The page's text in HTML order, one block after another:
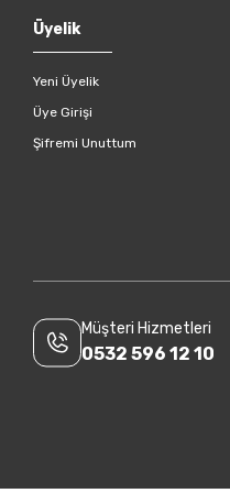
Üyelik
Yeni Üyelik
Üye Girişi
Şifremi Unuttum
Müşteri Hizmetleri
0532 596 12 10